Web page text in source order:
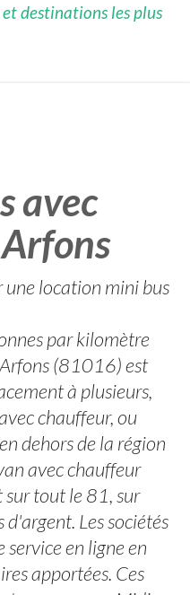
destinations les plus
avec
une location mini bus
par kilomètre
(81016) est
à plusieurs,
chauffeur, ou
dehors de la région
avec chauffeur
tout le 81, sur
Les sociétés
en ligne en
apportées. Ces